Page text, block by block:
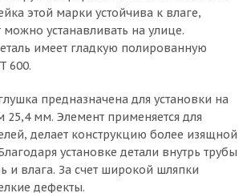
этой марки устойчива к влаге,
устанавливать на улице.
имеет гладкую полированную
600.
предназначена для установки на
25,4 мм. Элемент применяется для
делает конструкцию более изящной
установке детали внутрь трубы
и влага. За счет широкой шляпки
дефекты.